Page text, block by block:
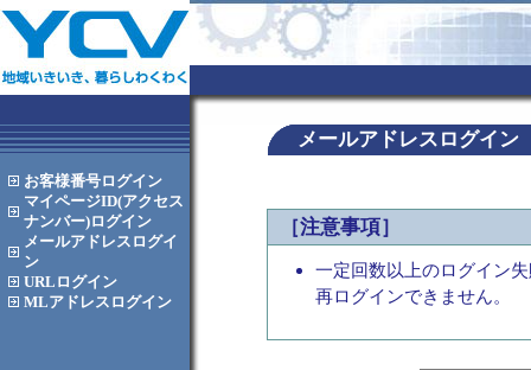
お客様番号ログイン
マイページID(アクセス
ナンバー)ログイン
メールアドレス ログイ
ン
URL ログイン
MLアドレス ログイン
メールアドレスログイン
［注意事項］
一定回数以上のログイン
再ログインできません。